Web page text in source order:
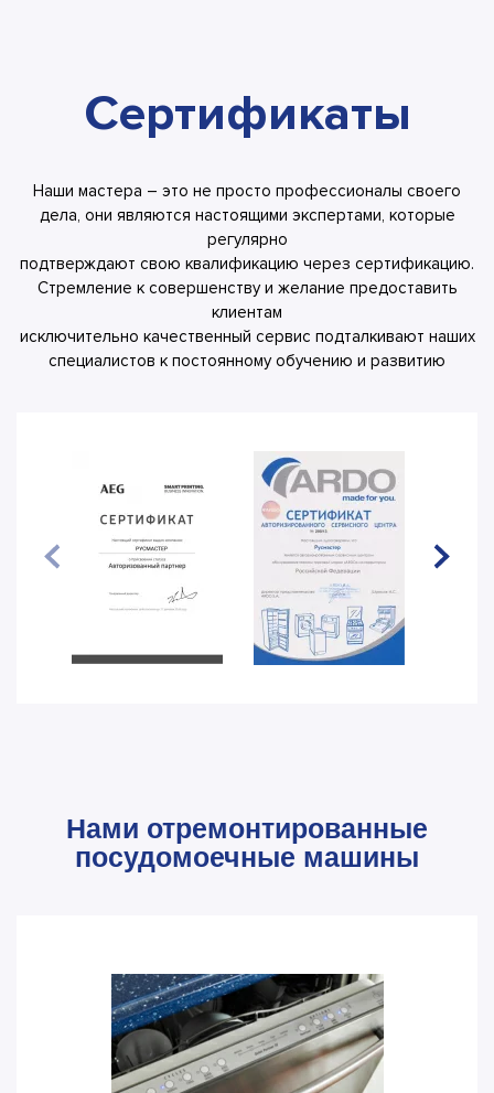
Сертификаты
Наши мастера – это не просто профессионалы своего
дела, они являются настоящими экспертами, которые
регулярно
подтверждают свою квалификацию через сертификацию.
Стремление к совершенству и желание предоставить
клиентам
исключительно качественный сервис подталкивают наших
специалистов к постоянному обучению и развитию
Нами отремонтированные
посудомоечные машины